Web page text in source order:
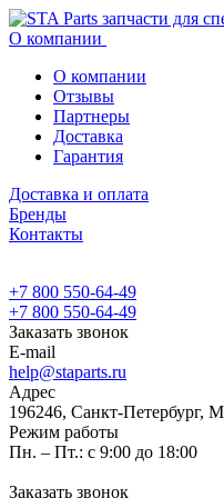
О компании
О компании
Отзывы
Партнеры
Доставка
Гарантия
Доставка и оплата
Бренды
Контакты
+7 800 550-64-49
+7 800 550-64-49
Заказать звонок
E-mail
help@staparts.ru
Адрес
196246, Санкт-Петербург,
Режим работы
Пн. – Пт.: с 9:00 до 18:00
Заказать звонок